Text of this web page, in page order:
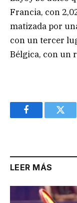
Francia, con
matizada por
con un tercer
Bélgica, con un
Facebook
LEER MÁS